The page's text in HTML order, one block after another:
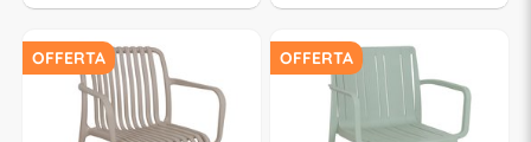
OFFERTA OFFERTA